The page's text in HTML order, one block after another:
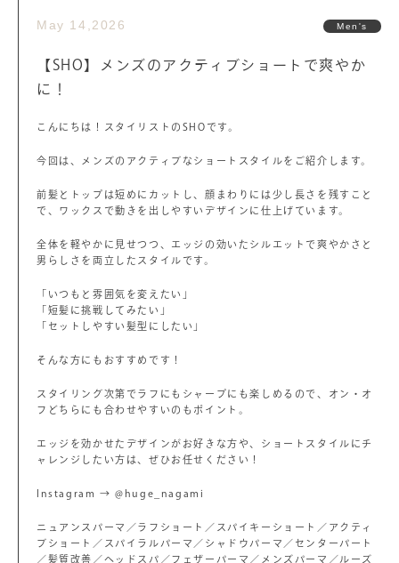
May 14,2026 Men's
【SHO】メンズのアクティブショートで爽やか
に！
こんにちは！スタイリストのSHOです。
今回は、メンズのアクティブなショートスタイルをご紹介します。
前髪とトップは短めにカットし、顔まわりには少し長さを残すこと
で、ワックスで動きを出しやすいデザインに仕上げています。
全体を軽やかに見せつつ、エッジの効いたシルエットで爽やかさと
男らしさを両立したスタイルです。
「いつもと雰囲気を変えたい」
「短髪に挑戦してみたい」
「セットしやすい髪型にしたい」
そんな方にもおすすめです！
スタイリング次第でラフにもシャープにも楽しめるので、オン・オ
フどちらにも合わせやすいのもポイント。
エッジを効かせたデザインがお好きな方や、ショートスタイルにチ
ャレンジしたい方は、ぜひお任せください！
Instagram → @huge_nagami
ニュアンスパーマ／ラフショート／スパイキーショート／アクティ
ブショート／スパイラルパーマ／シャドウパーマ／センターパート
／髪質改善／ヘッドスパ／フェザーパーマ／メンズパーマ／ルーズ